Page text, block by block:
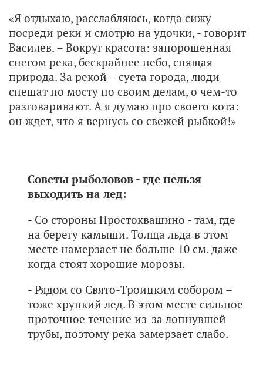
«Я отдыхаю, расслабляюсь, когда сижу
посреди реки и смотрю на удочки, - говорит
Василев. – Вокруг красота: запорошенная
снегом река, бескрайнее небо, спящая
природа. За рекой – суета города, люди
спешат по мосту по своим делам, о чем-то
разговаривают. А я думаю про своего кота:
он ждет, что я вернусь со свежей рыбкой!»
Советы рыболовов - где нельзя
выходить на лед:
- Со стороны Простоквашино - там, где
на берегу камыши. Толща льда в этом
месте намерзает не больше 10 см. даже
когда стоят хорошие морозы.
- Рядом со Свято-Троицким собором –
тоже хрупкий лед. В этом месте сильное
проточное течение из-за лопнувшей
трубы, поэтому река замерзает слабо.